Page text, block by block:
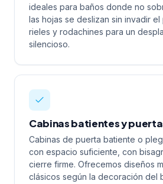
ideales para baños donde no
las hojas se deslizan sin invadir el
rieles y rodachines para un
silencioso.
Cabinas batientes y
Cabinas de puerta batiente o
con espacio suficiente, con
cierre firme. Ofrecemos diseños
clásicos según la decoración del